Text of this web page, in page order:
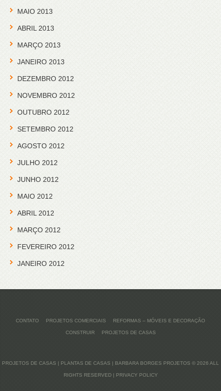
MAIO 2013
ABRIL 2013
MARÇO 2013
JANEIRO 2013
DEZEMBRO 2012
NOVEMBRO 2012
OUTUBRO 2012
SETEMBRO 2012
AGOSTO 2012
JULHO 2012
JUNHO 2012
MAIO 2012
ABRIL 2012
MARÇO 2012
FEVEREIRO 2012
JANEIRO 2012
CONTATO PROJETOS COMERCIAIS REFORMAS – MÓVEIS E DECORAÇÃO
CONSTRUIR PROJETOS DE CASAS
PROJETOS DE CASAS | PLANTAS DE CASAS | BARBARA BORGES PROJETOS © 2026 ALL
RIGHTS RESERVED | PRIVACY POLICY